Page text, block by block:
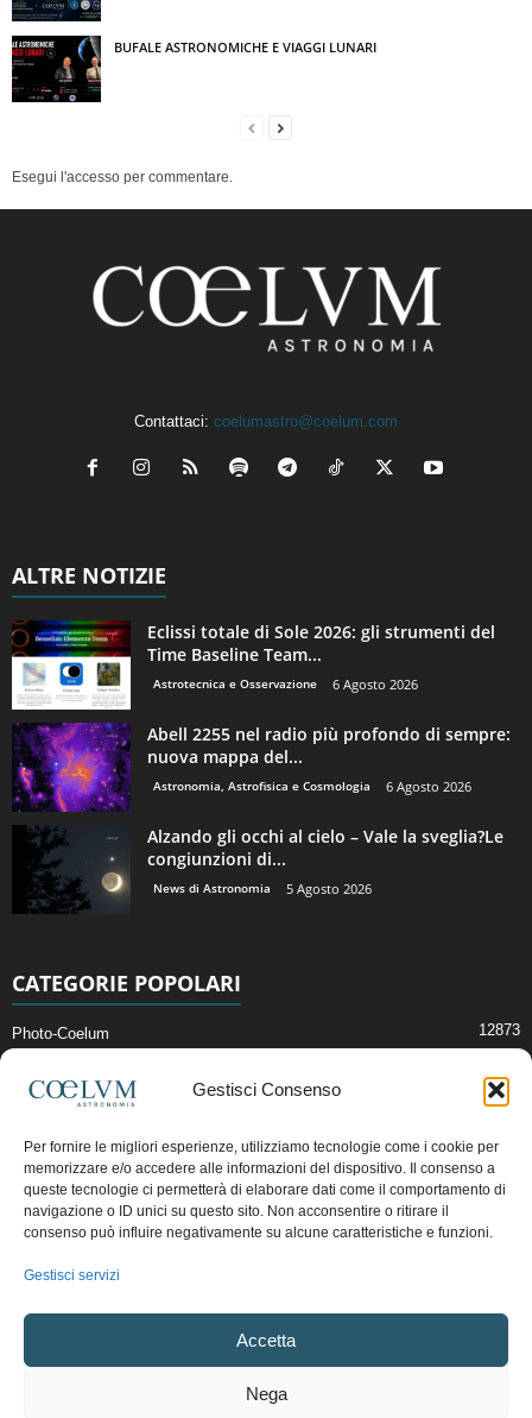
Gestisci Consenso
Per fornire le migliori esperienze, utilizziamo tecnologie come i cookie per
memorizzare e/o accedere alle informazioni del dispositivo. Il consenso a
queste tecnologie ci permetterà di elaborare dati come il comportamento di
navigazione o ID unici su questo sito. Non acconsentire o ritirare il
consenso può influire negativamente su alcune caratteristiche e funzioni.
Gestisci servizi
Accetta
Nega
BUFALE ASTRONOMICHE E VIAGGI LUNARI
Esegui l'accesso per commentare.
Contattaci: coelumastro@coelum.com
ALTRE NOTIZIE
Eclissi totale di Sole 2026: gli strumenti del
Time Baseline Team...
Astrotecnica e Osservazione 6 Agosto 2026
Abell 2255 nel radio più profondo di sempre:
nuova mappa del...
Astronomia, Astrofisica e Cosmologia 6 Agosto 2026
Alzando gli occhi al cielo – Vale la sveglia?Le
congiunzioni di...
News di Astronomia 5 Agosto 2026
CATEGORIE POPOLARI
Photo-Coelum 12873
News di Astronomia 2409
Cielo del Mese
Astronomia, Astrofisica e Cosmologia
Articoli e Risorse On-Line
Copyright © 1997 - 2024 vietata la riproduzione.